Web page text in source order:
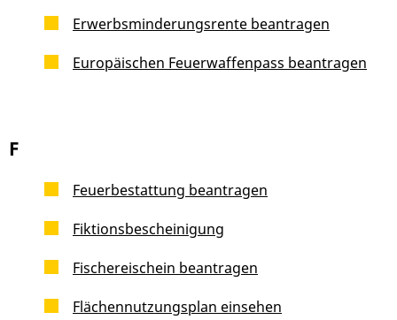
Erwerbsminderungsrente beantragen
Europäischen Feuerwaffenpass beantragen
F
Feuerbestattung beantragen
Fiktionsbescheinigung
Fischereischein beantragen
Flächennutzungsplan einsehen